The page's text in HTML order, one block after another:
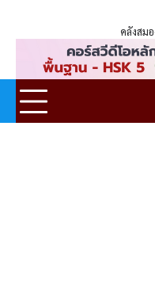
คลังสม